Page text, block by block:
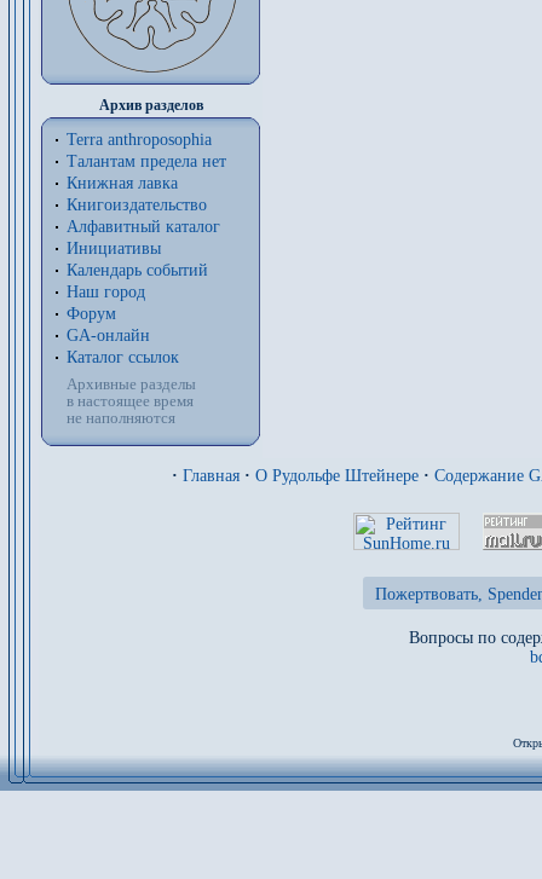
Архив разделов
Terra anthroposophia
Талантам предела нет
Книжная лавка
Книгоиздательство
Алфавитный каталог
Инициативы
Календарь событий
Наш город
Форум
GA-онлайн
Каталог ссылок
Архивные разделы
в настоящее время
не наполняются
· Главная · О Рудольфе Штейнере · Содержание
Пожертвовать,
Вопросы по